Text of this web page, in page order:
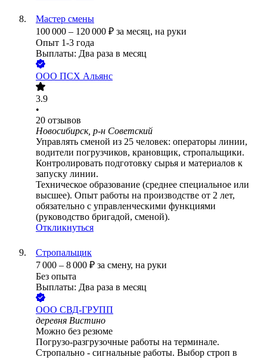
Мастер смены
100 000 – 120 000 ₽ за месяц, на руки
Опыт 1-3 года
Выплаты: Два раза в месяц
ООО ПСХ Альянс
3.9
•
20 отзывов
Новосибирск, р-н Советский
Управлять сменой из 25 человек: операторы линии,
водители погрузчиков, крановщик, стропальщики.
Контролировать подготовку сырья и материалов к
запуску линии.
Техническое образование (среднее специальное или
высшее). Опыт работы на производстве от 2 лет,
обязательно с управленческими функциями
(руководство бригадой, сменой).
Откликнуться
Стропальщик
7 000 – 8 000 ₽ за смену, на руки
Без опыта
Выплаты: Два раза в месяц
ООО СВД-ГРУПП
деревня Вистино
Можно без резюме
Погрузо-разгрузочные работы на терминале.
Стропально - сигнальные работы. Выбор строп в